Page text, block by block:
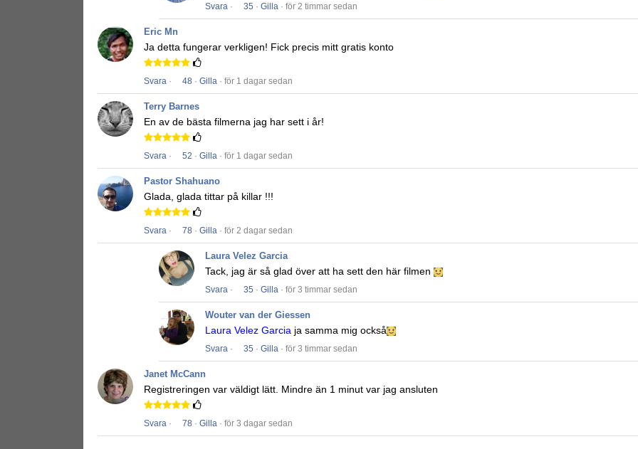
Svara · 35 · Gilla · för 2 timmar sedan
Eric Mn
Ja detta fungerar verkligen! Fick precis mitt gratis konto
Svara · 48 · Gilla · för 1 dagar sedan
Terry Barnes
En av de bästa filmerna jag har sett i år!
Svara · 52 · Gilla · för 1 dagar sedan
Pastor Shahuano
Glada, glada tittar på killar !!!
Svara · 78 · Gilla · för 2 dagar sedan
Laura Velez Garcia
Tack, jag är så glad över att ha sett den här filmen
Svara · 35 · Gilla · för 3 timmar sedan
Wouter van der Giessen
Laura Velez Garcia ja samma mig också
Svara · 35 · Gilla · för 3 timmar sedan
Janet McCann
Registreringen var väldigt lätt. Mindre än 1 minut var jag ansluten
Svara · 78 · Gilla · för 3 dagar sedan